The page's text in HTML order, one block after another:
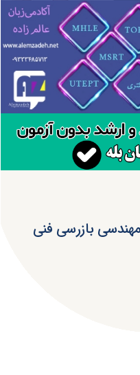
مهندسی بازرسی فنی